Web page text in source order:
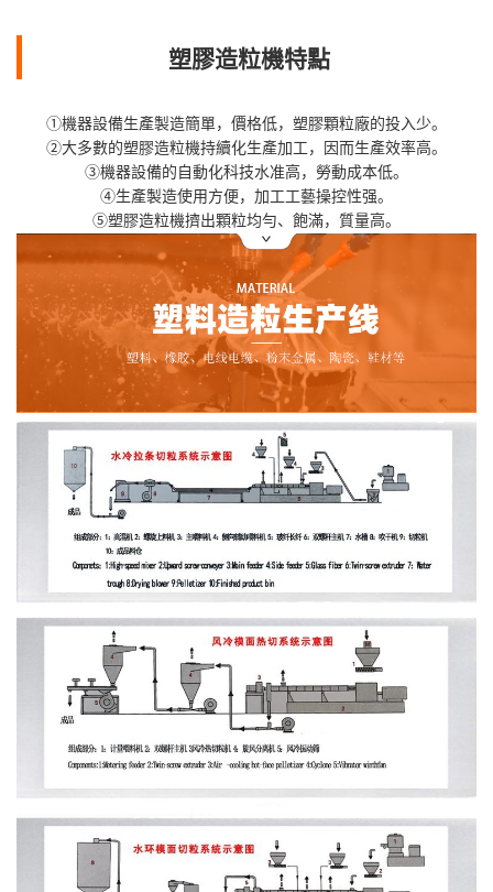
塑膠造粒機特點
①機器設備生產製造簡單，價格低，塑膠顆粒廠的投入少。
②大多數的塑膠造粒機持續化生產加工，因而生產效率高。
③機器設備的自動化科技水准高，勞動成本低。
④生產製造使用方便，加工工藝操控性强。
⑤塑膠造粒機擠出顆粒均勻、飽滿，質量高。